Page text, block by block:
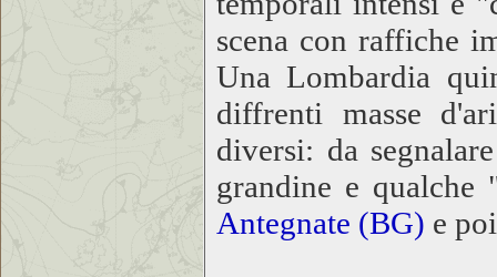
scena con raffiche
Una Lombardia
diffrenti masse
diversi: da
grandine e qualche
Antegnate (BG) e